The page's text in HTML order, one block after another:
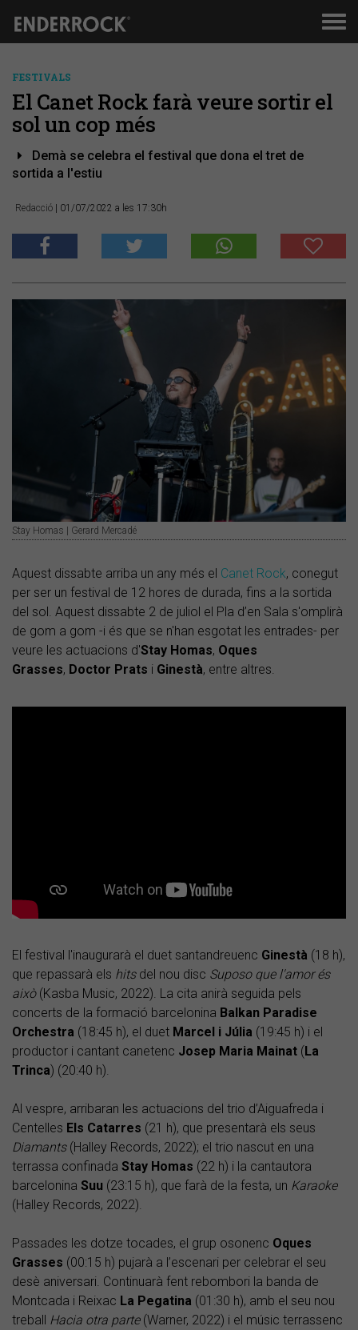
FESTIVALS
El Canet Rock farà veure sortir el
sol un cop més
Demà se celebra el festival que dona el tret de
sortida a l'estiu
Redacció | 01/07/2022 a les 17:30h
Stay Homas | Gerard Mercadé
Aquest dissabte arriba un any més el Canet Rock, conegut
per ser un festival de 12 hores de durada, fins a la sortida
del sol. Aquest dissabte 2 de juliol el Pla d’en Sala s'omplirà
de gom a gom -i és que se n'han esgotat les entrades- per
veure les actuacions d'Stay Homas, Oques
Grasses, Doctor Prats i Ginestà, entre altres.
El festival l'inaugurarà el duet santandreuenc Ginestà (18 h),
que repassarà els hitsdel nou disc Suposo que l'amor és
això (Kasba Music, 2022). La cita anirà seguida pels
concerts de la formació barcelonina Balkan Paradise
Orchestra (18:45 h), el duet Marcel i Júlia (19:45 h) i el
productor i cantant canetenc Josep Maria Mainat (La
Trinca) (20:40 h).
Al vespre, arribaran les actuacions del trio d’Aiguafreda i
Centelles Els Catarres (21 h), que presentarà els seus
Diamants(Halley Records, 2022); el trio nascut en una
terrassa confinada Stay Homas (22 h) i la cantautora
barcelonina Suu (23:15 h), que farà de la festa, un Karaoke
(Halley Records, 2022).
Passades les dotze tocades, el grup osonenc Oques
Grasses (00:15 h) pujarà a l’escenari per celebrar el seu
desè aniversari. Continuarà fent rebombori la banda de
Montcada i Reixac La Pegatina (01:30 h), amb el seu nou
treball Hacia otra parte (Warner, 2022) i el músic terrassenc